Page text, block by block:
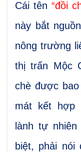
Cái tên “đồi
này bắt
nông trường
thị trấn Mộc
chè được
mát kết hợp
lành tự
biệt, phải